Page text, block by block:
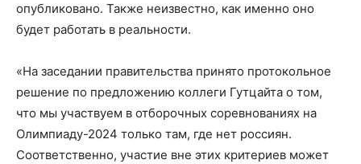
опубликовано. Также неизвестно, как именно оно
будет работать в реальности.
«На заседании правительства принято протокольное
решение по предложению коллеги Гутцайта о том,
что мы участвуем в отборочных соревнованиях на
Олимпиаду-2024 только там, где нет россиян.
Соответственно, участие вне этих критериев может